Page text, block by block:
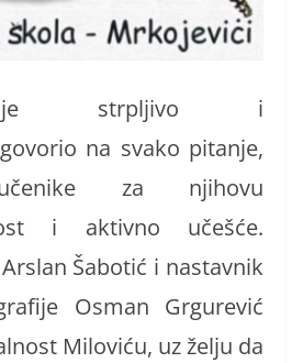
je strpljivo i
na svako pitanje,
za njihovu
i aktivno učešće.
Šabotić i nastavnik
Osman Grgurević
Miloviću, uz želju da